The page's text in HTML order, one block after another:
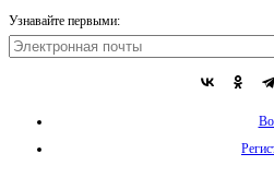
Узнавайте первыми: